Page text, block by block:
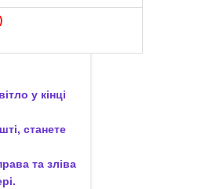
у кінці
станете
та зліва